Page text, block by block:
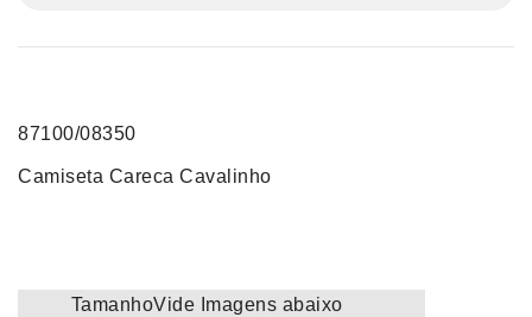
87100/08350
Camiseta Careca Cavalinho
TamanhoVide Imagens abaixo